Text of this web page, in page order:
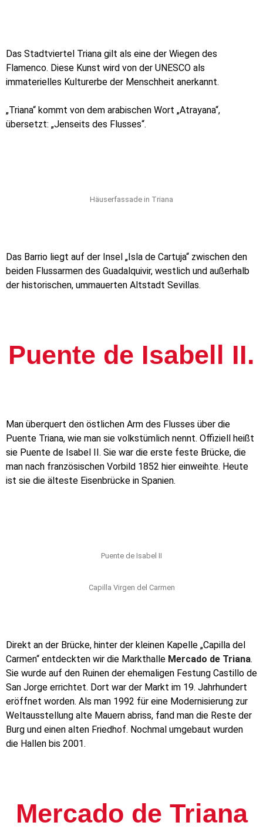
Das Stadtviertel Triana gilt als eine der Wiegen des
Flamenco. Diese Kunst wird von der UNESCO als
immaterielles Kulturerbe der Menschheit anerkannt.
„Triana“ kommt von dem arabischen Wort „Atrayana“,
übersetzt: „Jenseits des Flusses“.
Häuserfassade in Triana
Das Barrio liegt auf der Insel „Isla de Cartuja“ zwischen den
beiden Flussarmen des Guadalquivir, westlich und außerhalb
der historischen, ummauerten Altstadt Sevillas.
Puente de Isabell II.
Man überquert den östlichen Arm des Flusses über die
Puente Triana, wie man sie volkstümlich nennt. Offiziell heißt
sie Puente de Isabel II. Sie war die erste feste Brücke, die
man nach französischen Vorbild 1852 hier einweihte. Heute
ist sie die älteste Eisenbrücke in Spanien.
Puente de Isabel II
Capilla Virgen del Carmen
Direkt an der Brücke, hinter der kleinen Kapelle „Capilla del
Carmen“ entdeckten wir die Markthalle Mercado de Triana.
Sie wurde auf den Ruinen der ehemaligen Festung Castillo de
San Jorge errichtet. Dort war der Markt im 19. Jahrhundert
eröffnet worden. Als man 1992 für eine Modernisierung zur
Weltausstellung alte Mauern abriss, fand man die Reste der
Burg und einen alten Friedhof. Nochmal umgebaut wurden
die Hallen bis 2001.
Mercado de Triana